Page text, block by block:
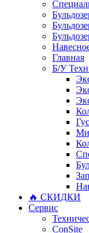
Главная
Б/У
🔥 СКИДКИ
Сервис
ConSite